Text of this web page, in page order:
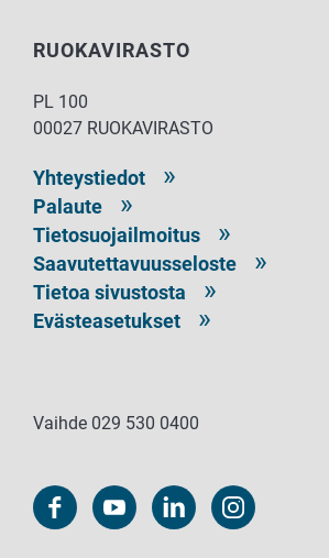
RUOKAVIRASTO
PL 100
00027 RUOKAVIRASTO
Yhteystiedot
Palaute
Tietosuojailmoitus
Saavutettavuusseloste
Tietoa sivustosta
Evästeasetukset
Vaihde 029 530 0400